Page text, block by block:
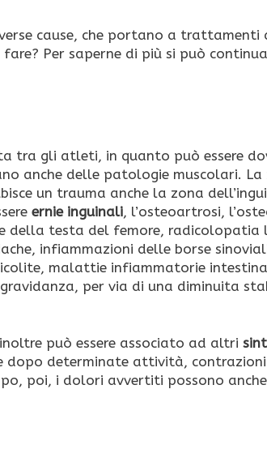
cause, che portano a
Per saperne di più si può
tra gli atleti, in quanto può essere
anche delle patologie muscolari.
un trauma anche la zona
ernie inguinali, l’osteoartrosi,
della testa del femore,
infiammazioni delle borse
malattie infiammatorie
per via di una diminuita
può essere associato ad altri
determinate attività, contrazioni
poi, i dolori avvertiti possono